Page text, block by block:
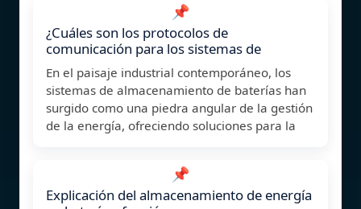
📌
¿Cuáles son los protocolos de
comunicación para los sistemas de
En el paisaje industrial contemporáneo, los
sistemas de almacenamiento de baterías han
surgido como una piedra angular de la gestión
de la energía, ofreciendo soluciones para la
📌
Explicación del almacenamiento de energía